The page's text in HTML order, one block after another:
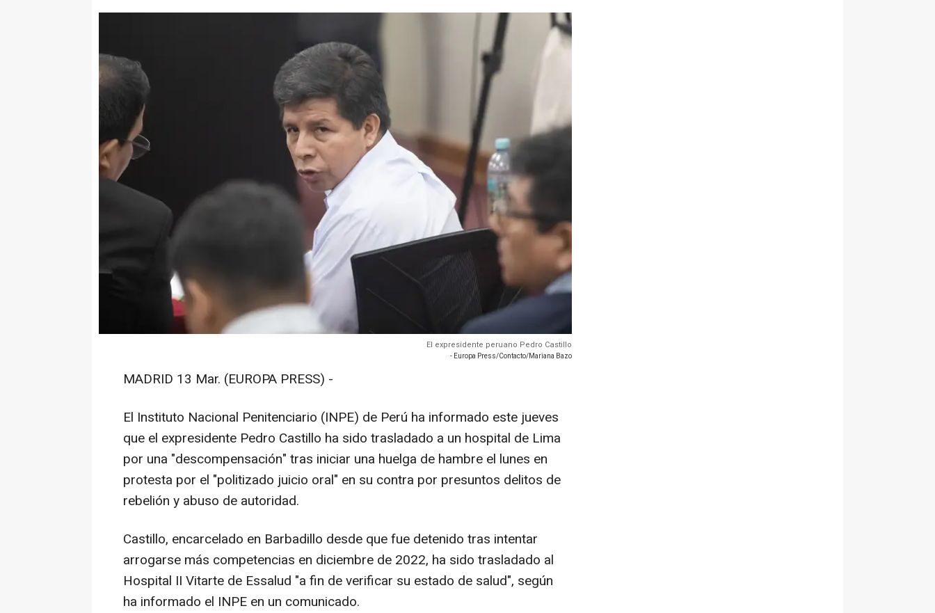
El expresidente peruano Pedro Castillo
- Europa Press/Contacto/Mariana Bazo
MADRID 13 Mar. (EUROPA PRESS) -
El Instituto Nacional Penitenciario (INPE) de Perú ha informado este jueves
que el expresidente Pedro Castillo ha sido trasladado a un hospital de Lima
por una "descompensación" tras iniciar una huelga de hambre el lunes en
protesta por el "politizado juicio oral" en su contra por presuntos delitos de
rebelión y abuso de autoridad.
Castillo, encarcelado en Barbadillo desde que fue detenido tras intentar
arrogarse más competencias en diciembre de 2022, ha sido trasladado al
Hospital II Vitarte de Essalud "a fin de verificar su estado de salud", según
ha informado el INPE en un comunicado.